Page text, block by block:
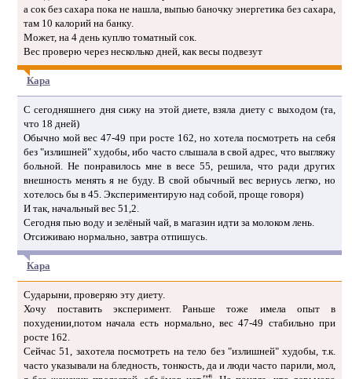
а сок без сахара пока не нашла, выпью баночку энергетика без сахара,
там 10 калорий на банку.
Может, на 4 день куплю томатный сок.
Вес проверю через несколько дней, как весы подвезут
Кара
С сегодняшнего дня сижу на этой диете, взяла диету с выходом (та,
что 18 дней)
Обычно мой вес 47-49 при росте 162, но хотела посмотреть на себя
без "излишней" худобы, ибо часто слышала в свой адрес, что выгляжу
больной. Не понравилось мне в весе 55, решила, что ради других
внешность менять я не буду. В свой обычный вес вернусь легко, но
хотелось бы в 45. Экспериментирую над собой, проще говоря)
И так, начальный вес 51,2.
Сегодня пью воду и зелёный чай, в магазин идти за молоком лень.
Отсиживаю нормально, завтра отпишусь.
Кара
Сударыни, проверяю эту диету.
Хочу поставить эксперимент. Раньше тоже имела опыт в
похудении,потом начала есть нормально, вес 47-49 стабильно при
росте 162.
Сейчас 51, захотела посмотреть на тело без "излишней" худобы, т.к.
часто указывали на бледность, тонкость, да и люди часто парили, мол,